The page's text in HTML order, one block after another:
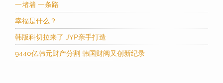
一堵墙 一条路
幸福是什么？
韩版科切拉来了 JYP亲手打造
9440亿韩元财产分割 韩国财阀又创新纪录